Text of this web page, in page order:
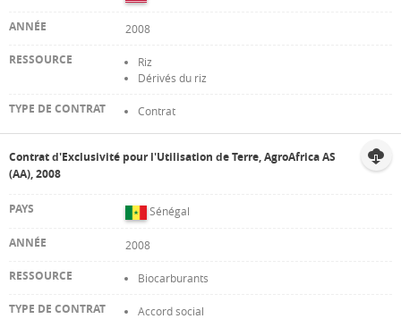
2008
Riz
Dérivés du riz
Contrat
Contrat d'Exclusivité pour l'Utilisation de Terre, AgroAfrica AS
(AA), 2008
Sénégal
2008
Biocarburants
Accord social